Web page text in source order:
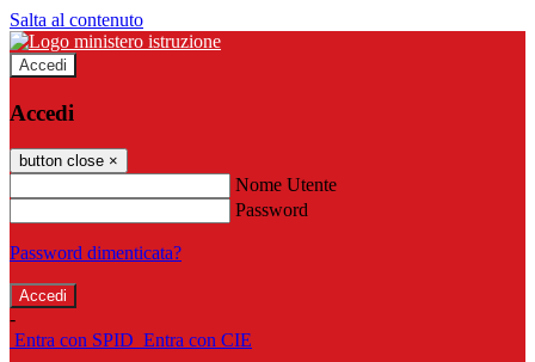
Salta al contenuto
Accedi
Accedi
button close ×
Nome Utente
Password
Password dimenticata?
-
Entra con SPID Entra con CIE